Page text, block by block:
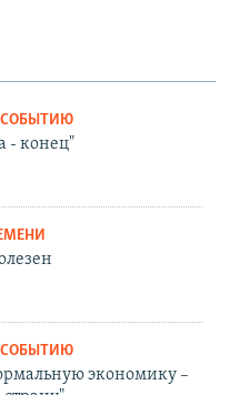
- конец"
экономику –